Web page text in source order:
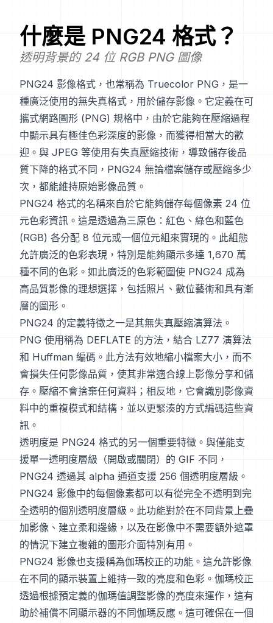
什麼是 PNG24 格式？
透明背景的 24 位 RGB PNG 圖像
PNG24 影像格式，也常稱為 Truecolor PNG，是一
種廣泛使用的無失真格式，用於儲存影像。它定義在可
攜式網路圖形 (PNG) 規格中，由於它能夠在壓縮過程
中顯示具有極佳色彩深度的影像，而獲得相當大的歡
迎。與 JPEG 等使用有失真壓縮技術，導致儲存後品
質下降的格式不同，PNG24 無論檔案儲存或壓縮多少
次，都能維持原始影像品質。
PNG24 格式的名稱來自於它能夠儲存每個像素 24 位
元色彩資訊。這是透過為三原色：紅色、綠色和藍色
(RGB) 各分配 8 位元或一個位元組來實現的。此組態
允許廣泛的色彩表現，特別是能夠顯示多達 1,670 萬
種不同的色彩。如此廣泛的色彩範圍使 PNG24 成為
高品質影像的理想選擇，包括照片、數位藝術和具有漸
層的圖形。
PNG24 的定義特徵之一是其無失真壓縮演算法。
PNG 使用稱為 DEFLATE 的方法，結合 LZ77 演算法
和 Huffman 編碼。此方法有效地縮小檔案大小，而不
會損失任何影像品質，使其非常適合線上影像分享和儲
存。壓縮不會捨棄任何資料；相反地，它會識別影像資
料中的重複模式和結構，並以更緊湊的方式編碼這些資
訊。
透明度是 PNG24 格式的另一個重要特徵。與僅能支
援單一透明度層級（開啟或關閉）的 GIF 不同，
PNG24 透過其 alpha 通道支援 256 個透明度層級。
PNG24 影像中的每個像素都可以有從完全不透明到完
全透明的個別透明度層級。此功能對於在不同背景上疊
加影像、建立柔和邊緣，以及在影像中不需要額外遮罩
的情況下建立複雜的圖形介面特別有用。
PNG24 影像也支援稱為伽瑪校正的功能。這允許影像
在不同的顯示裝置上維持一致的亮度和色彩。伽瑪校正
透過根據預定義的伽瑪值調整影像的亮度來運作，這有
助於補償不同顯示器的不同伽瑪反應。這可確保在一個